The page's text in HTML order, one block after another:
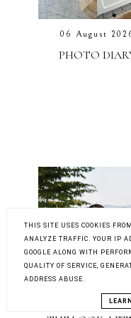
06 August
PHOTO
12 July 2026
THIS SITE USES COOKIES
ANALYZE TRAFFIC. YOUR IP
GOOGLE ALONG WITH
QUALITY OF SERVICE,
ADDRESS ABUSE.